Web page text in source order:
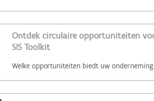
Ontdek circulaire opportuniteiten
SIS Toolkit